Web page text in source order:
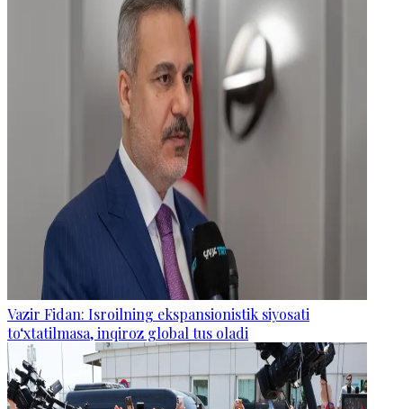
Vazir Fidan: Isroilning ekspansionistik siyosati
to‘xtatilmasa, inqiroz global tus oladi